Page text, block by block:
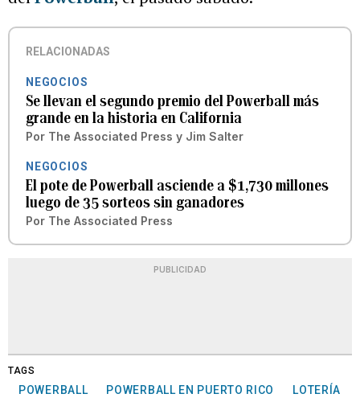
RELACIONADAS
NEGOCIOS
Se llevan el segundo premio del Powerball más
grande en la historia en California
Por The Associated Press y Jim Salter
NEGOCIOS
El pote de Powerball asciende a $1,730 millones
luego de 35 sorteos sin ganadores
Por The Associated Press
PUBLICIDAD
TAGS
POWERBALL POWERBALL EN PUERTO RICO LOTERÍA